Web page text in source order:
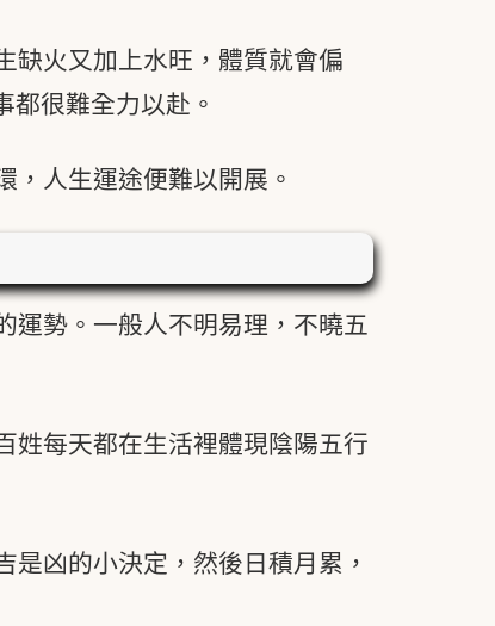
缺火又加上水旺，體質就會偏
很難全力以赴。
，人生運途便難以開展。
運勢。一般人不明易理，不曉五
姓每天都在生活裡體現陰陽五行
凶的小決定，然後日積月累，